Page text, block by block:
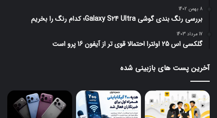
8 بهمن 1402
بررسی رنگ بندی گوشی Galaxy S24 Ultra؛ کدام رنگ را بخریم
17 مرداد 1403
گلکسی اس 25 اولترا احتمالا قوی تر از آیفون 16 پرو است
آخرین پست های بازبینی شده